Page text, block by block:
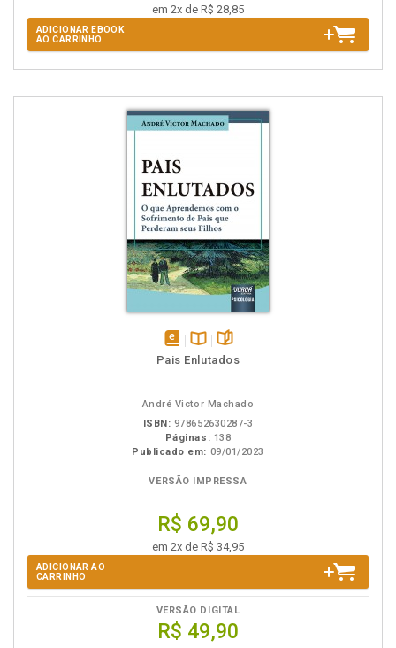
em 2x de R$ 28,85
ADICIONAR EBOOK
AO CARRINHO
disponível
Disponível
páginas
Pais Enlutados
André Victor Machado
ISBN: 978652630287-3
Páginas: 138
Publicado em: 09/01/2023
VERSÃO IMPRESSA
R$ 69,90
em 2x de R$ 34,95
ADICIONAR AO
CARRINHO
VERSÃO DIGITAL
R$ 49,90